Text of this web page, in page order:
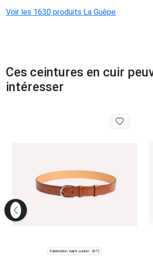
Voir les 1630 produits La Guêpe
Ces ceintures en cuir
intéresser
Fabrication: Saint-Junien (87)